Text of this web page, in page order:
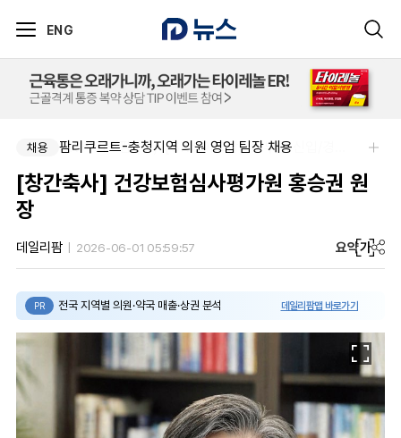
ENG
채용 팜리쿠르트-충청지역 의원 영업 팀장 채용
[창간축사] 건강보험심사평가원 홍승권 원
장
데일리팜 2026-06-01 05:59:57 요약가
PR 전국 지역별 의원·약국 매출·상권 분석 데일리팜맵 바로가기